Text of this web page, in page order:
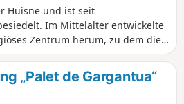
Huisne und ist seit
Im Mittelalter entwickelte
Zentrum herum, zu dem die
und ein Priorat gehörten. Die
von einer Stadtmauer
am Ende des Ancien Régime
die die Furten ersetzten, und
„Palet de Gargantua“